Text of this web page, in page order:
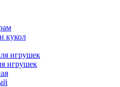
кукол
игрушек
игрушек